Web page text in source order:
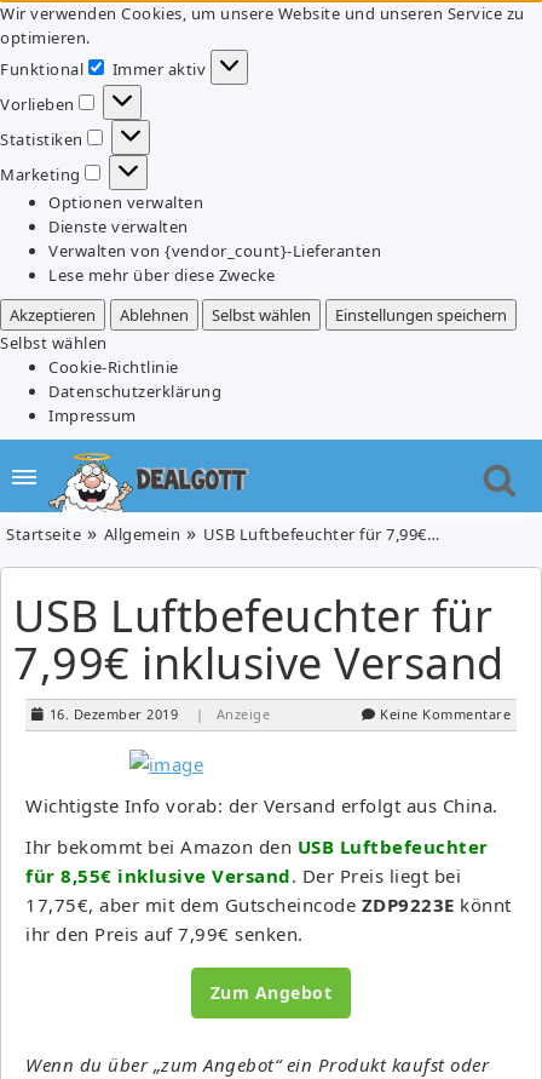
Wir verwenden Cookies, um unsere Website und unseren Service zu
optimieren.
Funktional
Funktional
Immer aktiv
Vorlieben
Vorlieben
Statistiken
Statistiken
Marketing
Marketing
Optionen verwalten
Dienste verwalten
Verwalten von {vendor_count}-Lieferanten
Lese mehr über diese Zwecke
Akzeptieren
Ablehnen Selbst wählen
Einstellungen speichern
Selbst wählen
Cookie-Richtlinie
Datenschutzerklärung
Impressum
Startseite Allgemein USB Luftbefeuchter für 7,99€ inklusive Versand
USB Luftbefeuchter für
7,99€ inklusive Versand
16. Dezember 2019 | Anzeige Keine Kommentare
Wichtigste Info vorab: der Versand erfolgt aus China.
Ihr bekommt bei Amazon den USB Luftbefeuchter
für 8,55€ inklusive Versand. Der Preis liegt bei
17,75€, aber mit dem Gutscheincode ZDP9223E könnt
ihr den Preis auf 7,99€ senken.
Zum Angebot
Wenn du über „zum Angebot“ ein Produkt kaufst oder